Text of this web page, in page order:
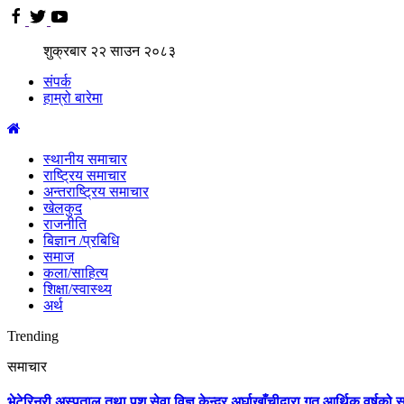
शुक्रबार २२साउन २०८३
संपर्क
हाम्रो बारेमा
स्थानीय समाचार
राष्ट्रिय समाचार
अन्तराष्ट्रिय समाचार
खेलकुद
राजनीति
बिज्ञान /प्रबिधि
समाज
कला/साहित्य
शिक्षा/स्वास्थ्य
अर्थ
Trending
समाचार